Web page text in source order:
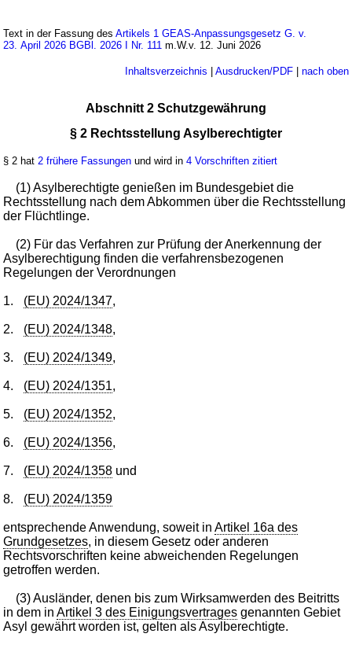
Text in der Fassung desArtikels 1 GEAS-Anpassungsgesetz G. v.
23. April 2026 BGBl. 2026 I Nr. 111 m.W.v. 12. Juni 2026
Inhaltsverzeichnis Ausdrucken/PDF| nach oben
Abschnitt 2 Schutzgewährung
§ 2 Rechtsstellung Asylberechtigter
§ 2 hat 2 frühere Fassungen und wird in4 Vorschriften zitiert
(1) Asylberechtigte genießen im Bundesgebiet die
Rechtsstellung nach dem Abkommen über die Rechtsstellung
der Flüchtlinge.
(2) Für das Verfahren zur Prüfung der Anerkennung der
Asylberechtigung finden die verfahrensbezogenen
Regelungen der Verordnungen
1. (EU) 2024/1347,
2. (EU) 2024/1348,
3. (EU) 2024/1349,
4. (EU) 2024/1351,
5. (EU) 2024/1352,
6. (EU) 2024/1356,
7. (EU) 2024/1358 und
8. (EU) 2024/1359
entsprechende Anwendung, soweit inArtikel 16a des
Grundgesetzes, in diesem Gesetz oder anderen
Rechtsvorschriften keine abweichenden Regelungen
getroffen werden.
(3) Ausländer, denen bis zum Wirksamwerden des Beitritts
in dem inArtikel 3 des Einigungsvertrages genannten Gebiet
Asyl gewährt worden ist, gelten als Asylberechtigte.